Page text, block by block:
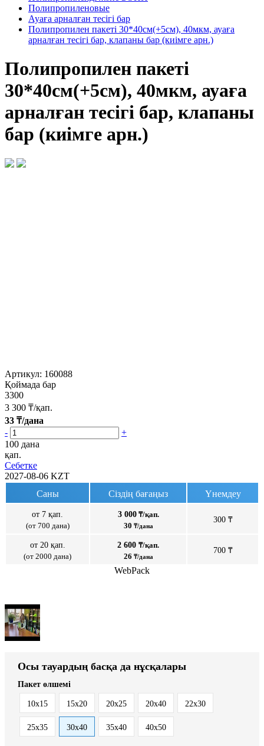
Полипропиленовые
Ауаға арналған тесігі бар
Полипропилен пакеті 30*40см(+5см), 40мкм, ауаға
арналған тесігі бар, клапаны бар (киімге арн.)
Полипропилен пакеті
30*40см(+5см), 40мкм, ауаға
арналған тесігі бар, клапаны
бар (киімге арн.)
Артикул: 160088
Қоймада бар
3300
3 300 ₸/қап.
33 ₸/дана
-
+
100 дана
қап.
Себетке
2027-08-06 KZT
Саны
Сіздің бағаңыз Үнемдеу
от 7 қап.
(от 700 дана)
3 000₸/қап.
30 ₸/дана
300 ₸
от 20 қап.
(от 2000 дана)
2 600 ₸/қап.
26 ₸/дана
700 ₸
WebPack
Осы тауардың басқа да нұсқалары
Пакет өлшемі
10x15 15x20 20x25 20x40 22x30
25x35 30x40 35x40 40x50